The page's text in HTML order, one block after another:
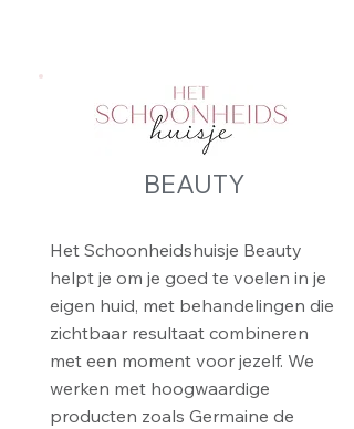
BEAUTY
Het Schoonheidshuisje Beauty
helpt je om je goed te voelen in je
eigen huid, met behandelingen die
zichtbaar resultaat combineren
met een moment voor jezelf. We
werken met hoogwaardige
producten zoals Germaine de